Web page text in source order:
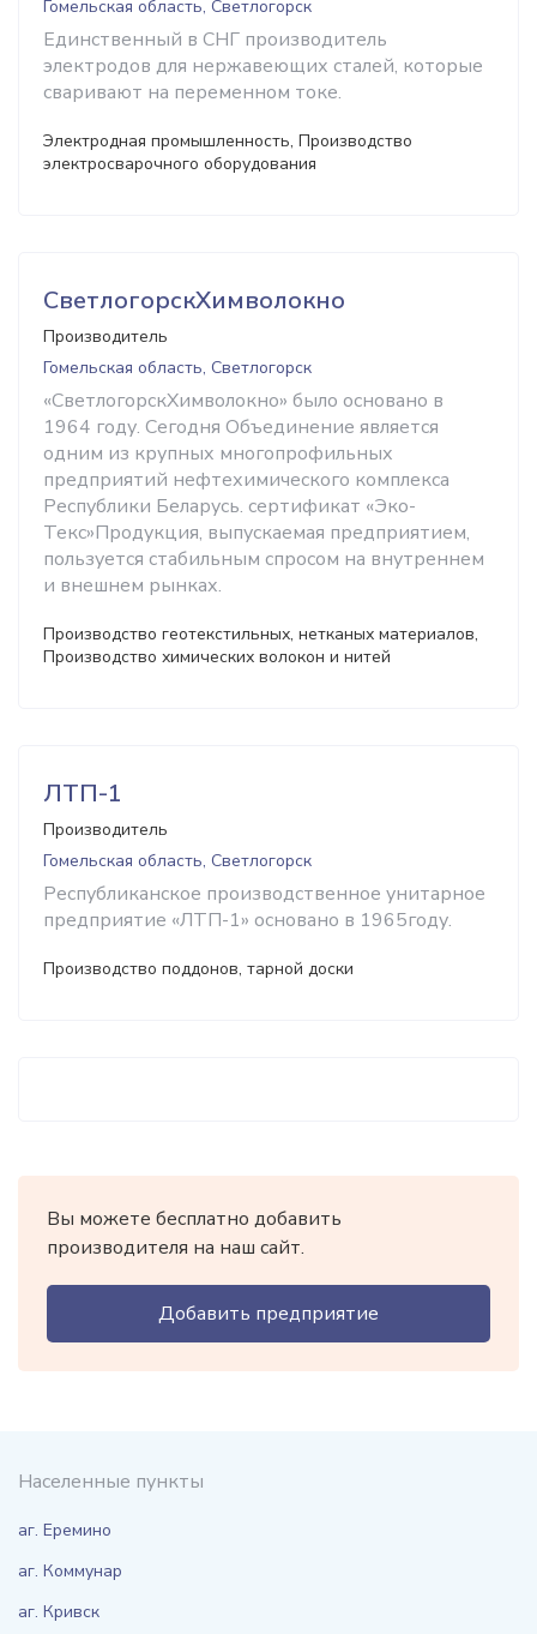
Гомельская область, Светлогорск
Единственный в СНГ производитель
электродов для нержавеющих сталей, которые
сваривают на переменном токе.
Электродная промышленность, Производство
электросварочного оборудования
СветлогорскХимволокно
Производитель
Гомельская область, Светлогорск
«СветлогорскХимволокно» было основано в
1964 году. Сегодня Объединение является
одним из крупных многопрофильных
предприятий нефтехимического комплекса
Республики Беларусь. сертификат «Эко-
Текс»Продукция, выпускаемая предприятием,
пользуется стабильным спросом на внутреннем
и внешнем рынках.
Производство геотекстильных, нетканых материалов,
Производство химических волокон и нитей
ЛТП-1
Производитель
Гомельская область, Светлогорск
Республиканское производственное унитарное
предприятие «ЛТП-1» основано в 1965году.
Производство поддонов, тарной доски
Вы можете бесплатно добавить
производителя на наш сайт.
Добавить предприятие
Населенные пункты
аг. Еремино
аг. Коммунар
аг. Кривск